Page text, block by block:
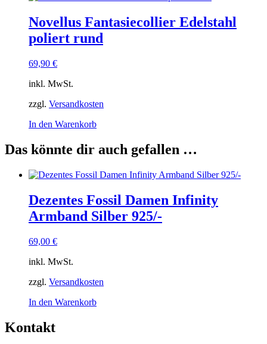
Novellus Fantasiecollier Edelstahl
poliert rund
69,90 €
inkl. MwSt.
zzgl. Versandkosten
In den Warenkorb
Das könnte dir auch gefallen …
Dezentes Fossil Damen Infinity
Armband Silber 925/-
69,00 €
inkl. MwSt.
zzgl. Versandkosten
In den Warenkorb
Kontakt